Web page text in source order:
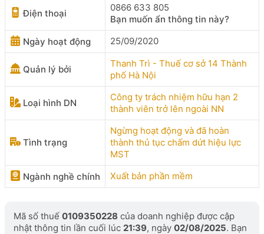
Điện thoại
0866 633 805
Bạn muốn ẩn thông tin này?
Ngày hoạt động
25/09/2020
Quản lý bởi
Thanh Trì - Thuế cơ sở 14 Thành
phố Hà Nội
Loại hình DN
Công ty trách nhiệm hữu hạn 2
thành viên trở lên ngoài NN
Tình trạng
Ngừng hoạt động và đã hoàn
thành thủ tục chấm dứt hiệu lực
MST
Ngành nghề chính
Xuất bản phần mềm
Mã số thuế 0109350228 của doanh nghiệp được cập
nhật thông tin lần cuối lúc 21:39, ngày 02/08/2025. Bạn